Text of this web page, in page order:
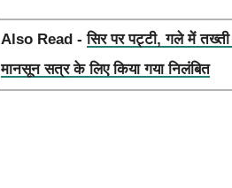
Also Read -सिर पर पट्टी, गले में
मानसून सत्र के लिए किया गया निलंबित